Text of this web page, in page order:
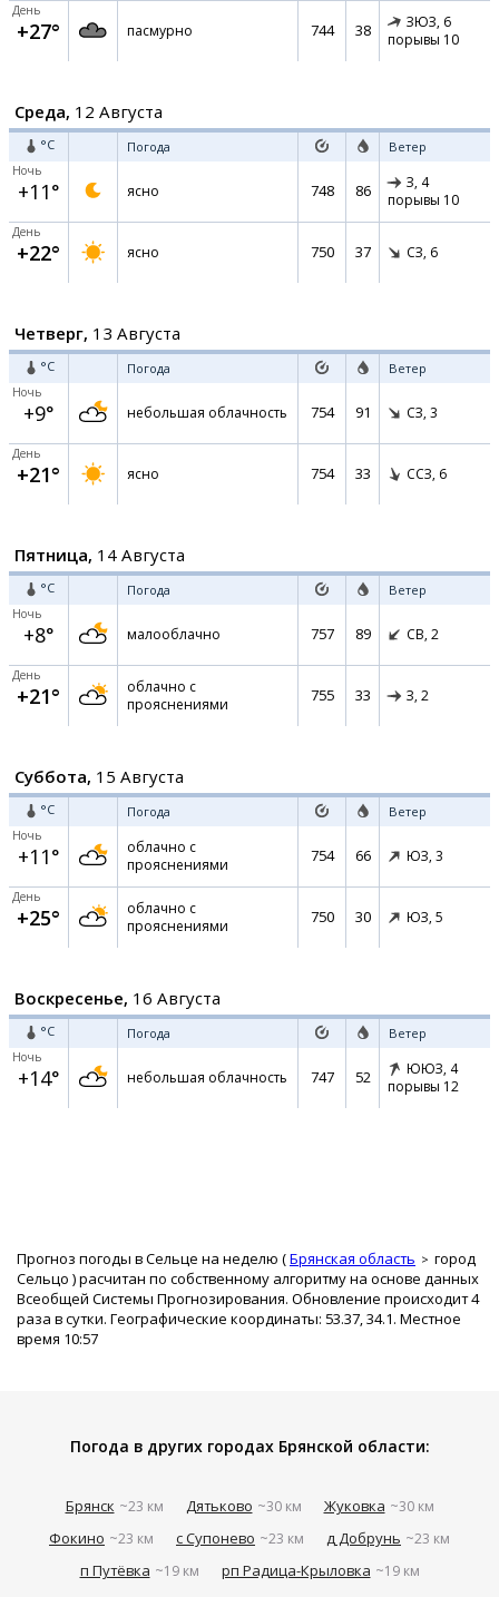
День
+27° пасмурно 744 38 ЗЮЗ, 6
порывы 10
Среда, 12 Августа
°C Погода Ветер
Ночь
+11° ясно 748 86 З, 4
порывы 10
День
+22° ясно 750 37 СЗ, 6
Четверг, 13 Августа
°C Погода Ветер
Ночь
+9° небольшая облачность 754 91 СЗ, 3
День
+21° ясно 754 33 ССЗ, 6
Пятница, 14 Августа
°C Погода Ветер
Ночь
+8° малооблачно 757 89 СВ, 2
День
+21°
облачно с
прояснениями
755 33 З, 2
Суббота, 15 Августа
°C Погода Ветер
Ночь
+11°
облачно с
прояснениями
754 66 ЮЗ, 3
День
+25°
облачно с
прояснениями
750 30 ЮЗ, 5
Воскресенье, 16 Августа
°C Погода Ветер
Ночь
+14° небольшая облачность 747 52 ЮЮЗ, 4
порывы 12
Прогноз погоды в Сельце на неделю (Брянская область
город
Сельцо ) расчитан по собственному алгоритму на основе данных
Всеобщей Системы Прогнозирования. Обновление происходит 4
раза в сутки. Географические координаты: 53.37, 34.1. Местное
время 10:57
Погода в других городах Брянской области:
Брянск ~23 км Дятьково ~30 км Жуковка ~30 км
Фокино ~23 км с Супонево ~23 км д Добрунь ~23 км
п Путёвка ~19 км рп Радица-Крыловка ~19 км